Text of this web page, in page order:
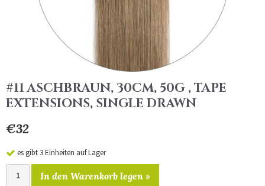
#11 ASCHBRAUN, 30CM, 50G , TAPE
EXTENSIONS, SINGLE DRAWN
€32
es gibt 3 Einheiten auf Lager
In den Warenkorb legen »